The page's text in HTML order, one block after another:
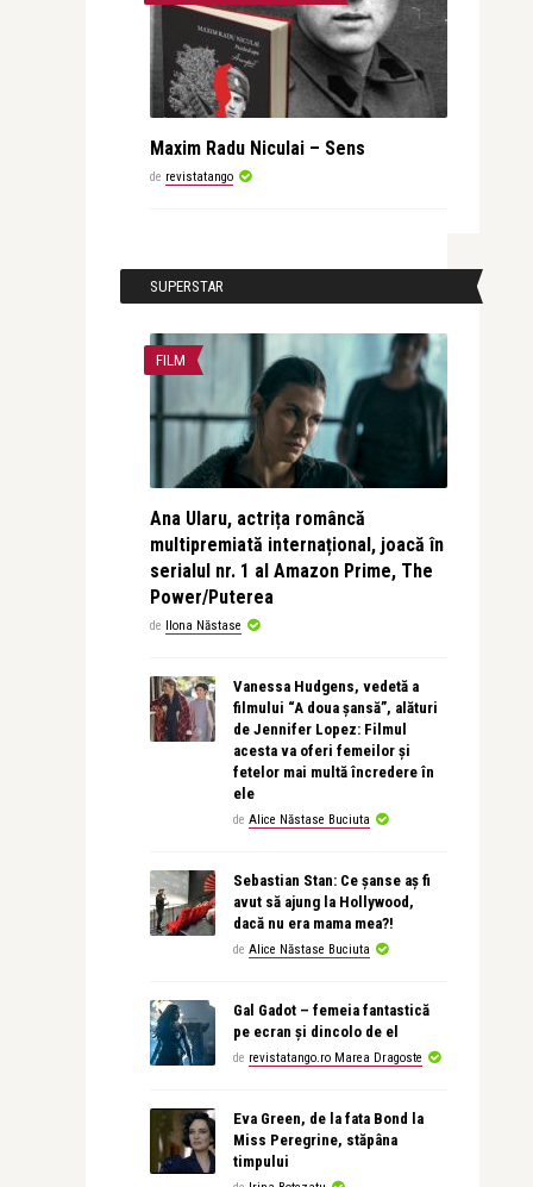
Maxim Radu Niculai – Sens
de revistatango
SUPERSTAR
FILM
Ana Ularu, actrița româncă
multipremiată internațional, joacă în
serialul nr. 1 al Amazon Prime, The
Power/Puterea
de Ilona Năstase
Vanessa Hudgens, vedetă a
filmului “A doua șansă”, alături
de Jennifer Lopez: Filmul
acesta va oferi femeilor și
fetelor mai multă încredere în
ele
de Alice Năstase Buciuta
Sebastian Stan: Ce șanse aș fi
avut să ajung la Hollywood,
dacă nu era mama mea?!
de Alice Năstase Buciuta
Gal Gadot – femeia fantastică
pe ecran și dincolo de el
de revistatango.ro Marea Dragoste
Eva Green, de la fata Bond la
Miss Peregrine, stăpâna
timpului